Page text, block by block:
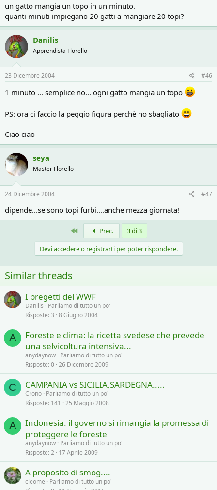
un gatto mangia un topo in un minuto.
quanti minuti impiegano 20 gatti a mangiare 20 topi?
Danilis
Apprendista Florello
23 Dicembre 2004 #46
1 minuto ... semplice no... ogni gatto mangia un topo
PS: ora ci faccio la peggio figura perchè ho sbagliato
Ciao ciao
seya
Master Florello
24 Dicembre 2004 #47
dipende...se sono topi furbi....anche mezza giornata!
Primo Prec. 3 di 3
Devi accedere o registrarti per poter rispondere.
Similar threads
I pregetti del WWF
Danilis
Parliamo di tutto un po'
Risposte 3 8 Giugno 2004
A
Foreste e clima: la ricetta svedese che prevede
una selvicoltura intensiva...
anydaynow Parliamo di tutto un po'
Risposte 0 26 Dicembre 2009
C CAMPANIA vs SICILIA,SARDEGNA.....
Crono Parliamo di tutto un po'
Risposte 141 25 Maggio 2008
A
Indonesia: il governo si rimangia la promessa di
proteggere le foreste
anydaynow Parliamo di tutto un po'
Risposte 2 17 Aprile 2009
A proposito di smog....
cleome
Parliamo di tutto un po'